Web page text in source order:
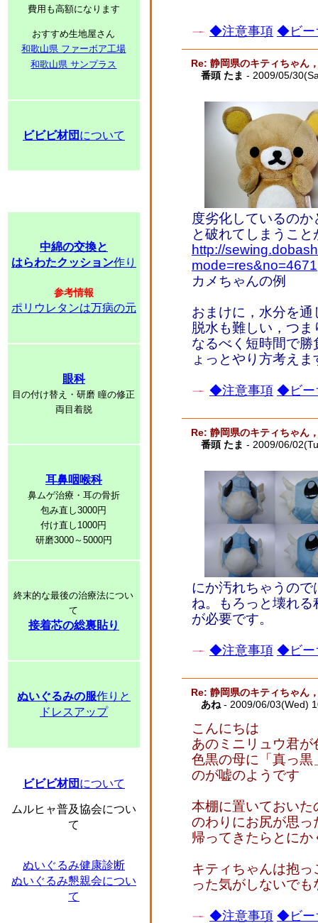
費用も高額になります
おすすめ生地屋さん
和歌山県 ファーボア工場
和歌山県 サンプラス
ビビビ材団 について
中綿の交換と
はらわたクッション作り
参考情報
ポリウレタンは万病の元
眼科
目の付け替え・研磨 瞳の修正
両目着脱
耳鼻咽喉科
鼻ムゲ治療・耳の骨折
包み直し3000円
付け直し1000円
研磨3000～5000円
終末的な最後の治療法につい
て
接着芯の総裏貼り
ぬいぐるみの服作りと
ドレスアップ
ビビビ材団 について
ムルヒャ普及協会につい
て
ぬいぐるみ健康診断
ぬいぐるみ懇親会につい
て
◆注意事項 ◆ビー
Re: 静岡県のキティちゃん
番頭 たま - 2009/05/
度劣化しているの
と破れてしまうこ
http://
mode=res&no=4671
カメちゃんの例
おまけに，水分を
脱水も難しい，つ
なるべく短時間で
ょっとやり方考えま
◆注意事項 ◆ビー
Re: 静岡県のキティちゃん
番頭 たま - 2009/06/
にか汚れちゃうの
ね。もろっと壊れ
が必要です。
◆注意事項 ◆ビー
Re: 静岡県のキティちゃん
あね - 2009/06/03(Wed)
こんにちは
あのミニリュウ君
色黒の母に「真っ
のが嘘のようです
本棚に置いておい
のわりにお尻が思
帰ってきたらとに
キティちゃんは抱
った気がしないでも
◆注意事項 ◆ビー